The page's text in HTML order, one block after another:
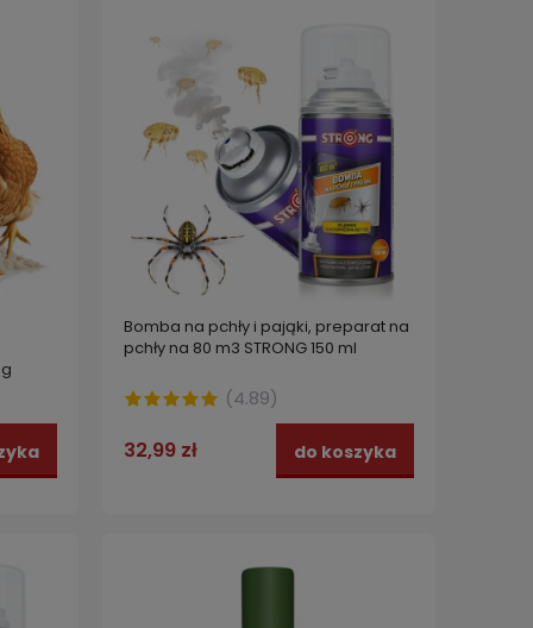
Bomba na pchły i pająki, preparat na
pchły na 80 m3 STRONG 150 ml
(4.89)
32,99 zł do koszyka